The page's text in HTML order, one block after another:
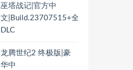
巫塔战记|官方中
文|Build.23707515+全
DLC
龙腾世纪2 终极版|豪
华中